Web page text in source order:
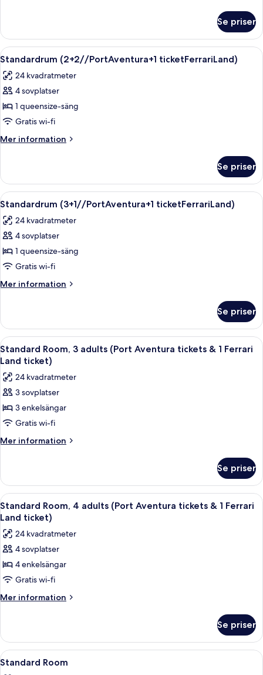
(2+1//PortAventura+1
ticketFerrariLand)
Se priser
Öppna
alla
foton
för
Standardrum
(2+2//PortAventura+1
ticketFerrariLand)
Värdeförvaringsskåp på rummet,
8
Standardrum (2+2//PortAventura+1 ticketFerrariLand)
24 kvadratmeter
4 sovplatser
1 queensize-säng
Gratis wi-fi
Mer information
Mer
(2+2//PortAventura+1
ticketFerrariLand)
Se priser
Öppna
alla
foton
för
Standardrum
(3+1//PortAventura+1
ticketFerrariLand)
Värdeförvaringsskåp på rummet,
8
Standardrum (3+1//PortAventura+1 ticketFerrariLand)
24 kvadratmeter
4 sovplatser
1 queensize-säng
Gratis wi-fi
Mer information
Mer
(3+1//PortAventura+1
ticketFerrariLand)
Se priser
Öppna
alla
foton
för
Standard
Room,
3
adults
tickets
&
1
Ferrari
Land
ticket)
Värdeförvaringsskåp på rummet,
8
Standard Room, 3 adults (Port Aventura tickets & 1 Ferrari
Land ticket)
24 kvadratmeter
3 sovplatser
3 enkelsängar
Gratis wi-fi
Mer information
Mer
Room,
adults
(Port
tickets
&
Ferrari
Land
Se priser
Öppna
alla
foton
för
Standard
Room,
4
adults
tickets
&
1
Värdeförvaringsskåp på rummet,
8
Standard Room, 4 adults (Port Aventura tickets & 1 Ferrari
Land ticket)
24 kvadratmeter
4 sovplatser
4 enkelsängar
Gratis wi-fi
Mer information
Mer
Room,
4
adults
Se priser
Öppna
alla
Värdeförvaringsskåp på rummet,
4
Standard Room